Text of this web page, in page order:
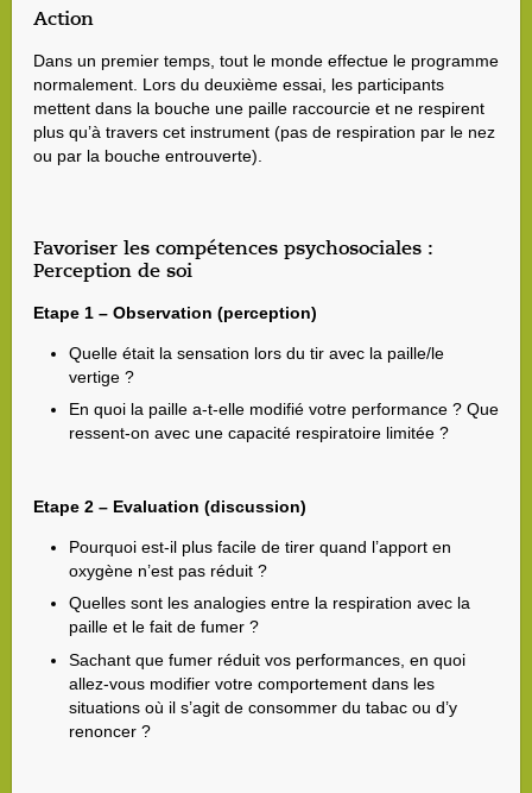
Action
Dans un premier temps, tout le monde effectue le programme
normalement. Lors du deuxième essai, les participants
mettent dans la bouche une paille raccourcie et ne respirent
plus qu’à travers cet instrument (pas de respiration par le nez
ou par la bouche entrouverte).
Favoriser les compétences psychosociales :
Perception de soi
Etape 1 – Observation (perception)
Quelle était la sensation lors du tir avec la paille/le
vertige ?
En quoi la paille a-t-elle modifié votre performance ? Que
ressent-on avec une capacité respiratoire limitée ?
Etape 2 – Evaluation (discussion)
Pourquoi est-il plus facile de tirer quand l’apport en
oxygène n’est pas réduit ?
Quelles sont les analogies entre la respiration avec la
paille et le fait de fumer ?
Sachant que fumer réduit vos performances, en quoi
allez-vous modifier votre comportement dans les
situations où il s’agit de consommer du tabac ou d’y
renoncer ?